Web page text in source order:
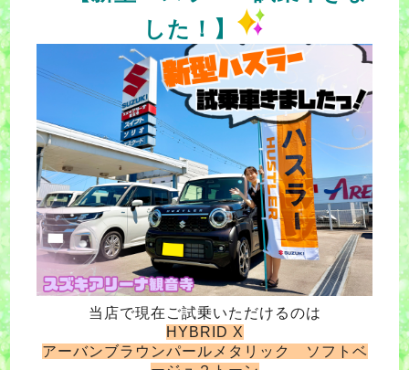
した！】
当店で現在ご試乗いただけるのは
HYBRID X
アーバンブラウンパールメタリック ソフトベ